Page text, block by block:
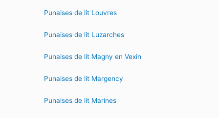
Punaises de lit Louvres
Punaises de lit Luzarches
Punaises de lit Magny en Vexin
Punaises de lit Margency
Punaises de lit Marines